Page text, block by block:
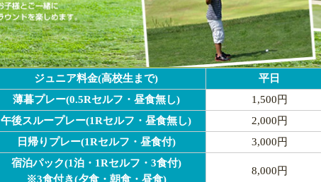
ジュニア料金(高校生まで) 平日
薄暮プレー(0.5Rセルフ・昼食無し)
1,500円
午後スループレー(1Rセルフ・昼食無し)
2,000円
日帰りプレー(1Rセルフ・昼食付)
3,000円
宿泊パック(1泊・1Rセルフ・3食付)
※3食付き(夕食・朝食・昼食)
8,000円